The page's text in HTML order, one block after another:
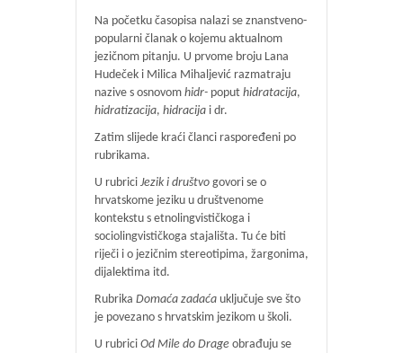
Na početku časopisa nalazi se znanstveno-
popularni članak o kojemu aktualnom
jezičnom pitanju. U prvome broju Lana
Hudeček i Milica Mihaljević razmatraju
nazive s osnovom hidr- poput hidratacija,
hidratizacija, hidracija i dr.
Zatim slijede kraći članci raspoređeni po
rubrikama.
U rubrici Jezik i društvo govori se o
hrvatskome jeziku u društvenome
kontekstu s etnolingvističkoga i
sociolingvističkoga stajališta. Tu će biti
riječi i o jezičnim stereotipima, žargonima,
dijalektima itd.
Rubrika Domaća zadaća uključuje sve što
je povezano s hrvatskim jezikom u školi.
U rubrici Od Mile do Drage obrađuju se